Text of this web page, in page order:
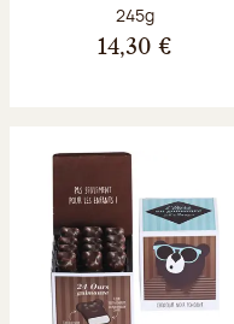
Poids net :
245g
14,30 €